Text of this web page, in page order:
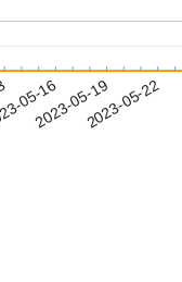
05-16
2023-05-192023-05-22